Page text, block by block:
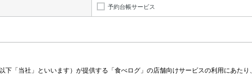
予約台帳サービス